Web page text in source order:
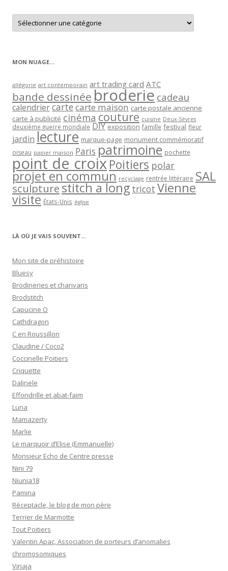
Retrouver
les
articles
MON NUAGE…
allégorie art contemporain art trading card ATC
bande dessinée broderie cadeau
calendriercartecarte maison carte postale ancienne
carte à publicité cinéma couture cuisine Deux-Sèvres
deuxième guerre mondiale DIY exposition famille festival fleur
jardin lecture marque-page monument commémoratif
oiseau papier maison Paris patrimoine pochette
point de croixPoitiers polar
projet en commun recyclage rentrée littéraire SAL
sculpturestitch a long tricot Vienne
visite États-Unis église
LÀ OÙ JE VAIS SOUVENT…
Mon site de préhistoire
Bluesy
Brodineries et charivaris
Brodstitch
Capucine O
Cathdragon
C en Roussillon
Claudine / Coco2
Coccinelle Poitiers
Criquette
Dalinele
Effondrille et abat-faim
Luna
Mamazerty
Marlie
Le marquoir d’Elise (Emmanuelle)
Monsieur Echo de Centre presse
Nini 79
Niunia18
Pamina
Réceptacle, le blog de mon père
Terrier de Marmotte
Tout Poitiers
Valentin Apac, Association de porteurs d’anomalies
chromosomiques
Virjaja